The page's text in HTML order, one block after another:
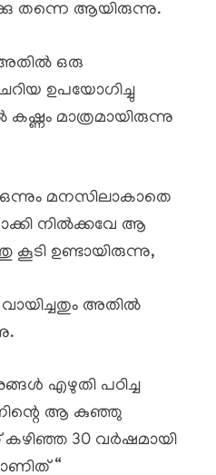
തന്നെ ആയിരുന്നു.
ഒരു
ഉപയോഗിച്ചു
മാത്രമായിരുന്നു
മനസിലാകാതെ
നിൽക്കവേ ആ
ഉണ്ടായിരുന്നു,
അതിൽ
എഴുതി പഠിച്ച
ആ കുഞ്ഞു
30 വർഷമായി
“